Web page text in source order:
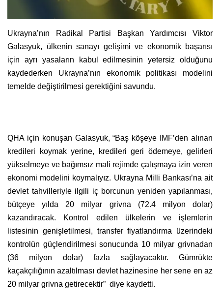
Ukrayna’nın Radikal Partisi Başkan Yardımcısı Viktor
Galasyuk, ülkenin sanayı gelişimi ve ekonomik başarısı
için ayrı yasaların kabul edilmesinin yetersiz olduğunu
kaydederken Ukrayna’nın ekonomik politikası modelini
temelde değiştirilmesi gerektiğini savundu.
QHA için konuşan Galasyuk, “Baş köşeye IMF’den alınan
kredileri koymak yerine, kredileri geri ödemeye, gelirleri
yükselmeye ve bağımsız mali rejimde çalışmaya izin veren
ekonomi modelini koymalıyız. Ukrayna Milli Bankası’na ait
devlet tahvilleriyle ilgili iç borcunun yeniden yapılanması,
bütçeye yılda 20 milyar grivna (72.4 milyon dolar)
kazandıracak. Kontrol edilen ülkelerin ve işlemlerin
listesinin genişletilmesi, transfer fiyatlandırma üzerindeki
kontrolün güçlendirilmesi sonucunda 10 milyar grivnadan
(36 milyon dolar) fazla sağlayacaktır. Gümrükte
kaçakçılığının azaltılması devlet hazinesine her sene en az
20 milyar grivna getirecektir” diye kaydetti.